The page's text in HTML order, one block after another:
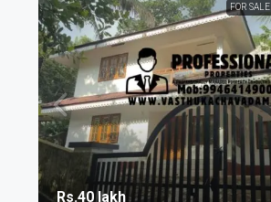
FOR SALE
Rs.40 lakh